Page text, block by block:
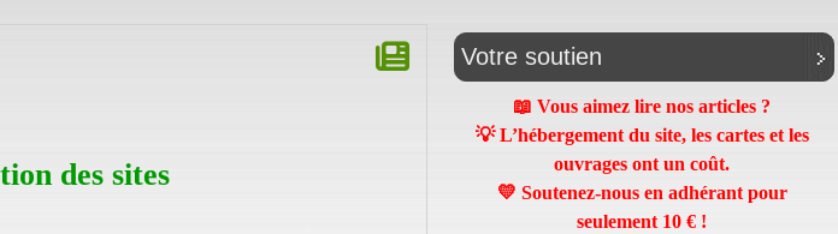
des sites
Votre soutien
📖 Vous aimez lire nos articles ?
💡 L’hébergement du site, les cartes et les
ouvrages ont un coût.
💛 Soutenez-nous en adhérant pour
seulement 10 € !